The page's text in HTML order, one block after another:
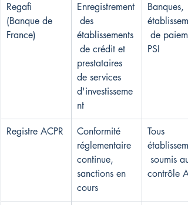
Regafi
(Banque de
France)
Enregistrement
des
établissements
de crédit et
prestataires
de services
d'investisseme
nt
Banques,
de
PSI
Registre ACPR
Conformité
réglementaire
continue,
sanctions en
cours
Tous
soumis au
contrôle